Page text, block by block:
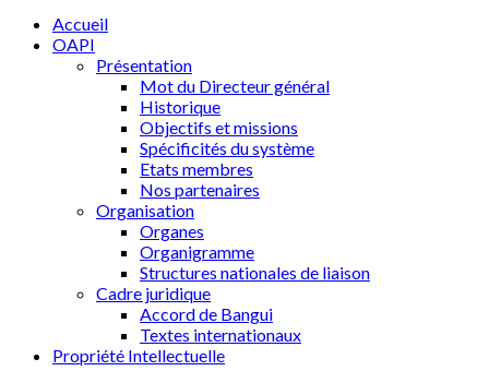
Accueil
OAPI
Présentation
Mot du Directeur général
Historique
Objectifs et missions
Spécificités du système
Etats membres
Nos partenaires
Organisation
Organes
Organigramme
Structures nationales de liaison
Cadre juridique
Accord de Bangui
Textes internationaux
Propriété Intellectuelle